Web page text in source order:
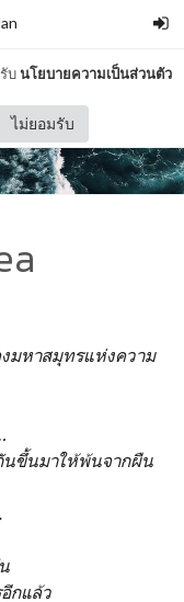
บนโยบายความเป็นส่วนตัว
ไม่ยอมรับ
งมหาสมุทรแห่งความ
นขึ้นมาให้พ้นจากผืน
กแล้ว